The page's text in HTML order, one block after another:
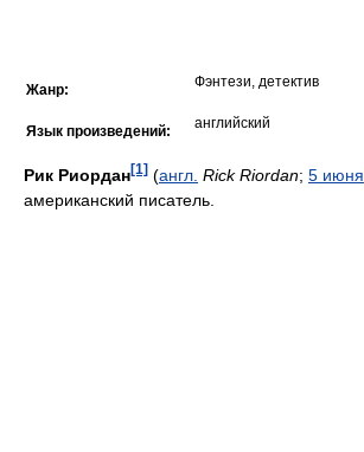
Жанр: Фэнтези, детектив
Язык произведений: английский
Рик Риордан[1] (англ. Rick Riordan; 5 июня
американский писатель.